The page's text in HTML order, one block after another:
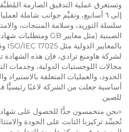
إلى ٦ أسابيع، وتقيِّم جوانب شاملة
سلسلة التوريد، وسلامة المنتجات،
لشركة هاومنغ ترادي، فإن هذه الشهادة
مجالات اللوجستيات الدولية، وخدمات
الحدود، والعمليات المتعلقة
أساسية جعلت من الشركة لاعبًا رئيسيًّا
للصين.
تُجسِّد تركيزنا الثابت على الجودة